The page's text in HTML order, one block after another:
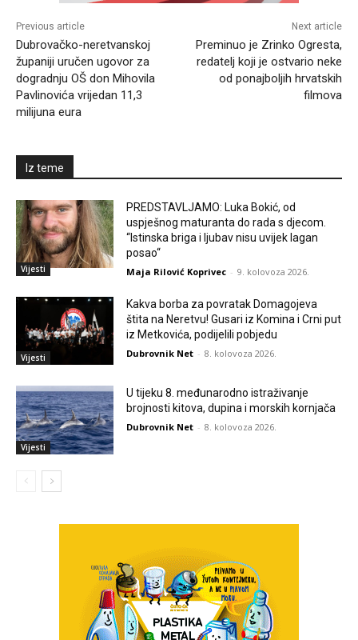
Previous article
Dubrovačko-neretvanskoj
županiji uručen ugovor za
dogradnju OŠ don Mihovila
Pavlinovića vrijedan 11,3
milijuna eura
Next article
Preminuo je Zrinko Ogresta,
redatelj koji je ostvario neke
od ponajboljih hrvatskih
filmova
Iz teme
Vijesti
PREDSTAVLJAMO: Luka Bokić, od
uspješnog maturanta do rada s djecom.
“Istinska briga i ljubav nisu uvijek lagan
posao“
Maja Rilović Koprivec - 9. kolovoza 2026.
Vijesti
Kakva borba za povratak Domagojeva
štita na Neretvu! Gusari iz Komina i Crni put
iz Metkovića, podijelili pobjedu
Dubrovnik Net - 8. kolovoza 2026.
Vijesti
U tijeku 8. međunarodno istraživanje
brojnosti kitova, dupina i morskih kornjača
Dubrovnik Net - 8. kolovoza 2026.